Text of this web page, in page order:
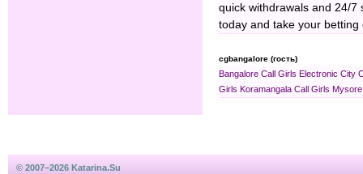
quick withdrawals and 24/
today and take your
cgbangalore (гость)
Bangalore Call Girls Electronic City
Girls Koramangala Call Girls
© 2007–2026 Katarina.Su